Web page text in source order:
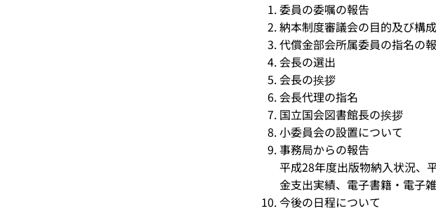
委員の委嘱の報告
納本制度審議会の目的及び構成
代償金部会所属委員の指名の
会長の選出
会長の挨拶
会長代理の指名
国立国会図書館長の挨拶
小委員会の設置について
事務局からの報告
平成28年度出版物納入状況、
金支出実績、電子書籍・電子
今後の日程について